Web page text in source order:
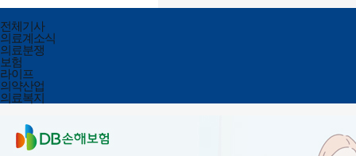
열기/
닫기
검색
전체메뉴
닫기
전체기사
의료계소식
의료분쟁
보험
라이프
의약산업
의료복지